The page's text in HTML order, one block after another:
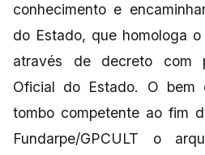
conhecimento e
do Estado, que homologa
através de decreto com
Oficial do Estado. O
tombo competente ao fim
Fundarpe/GPCULT o